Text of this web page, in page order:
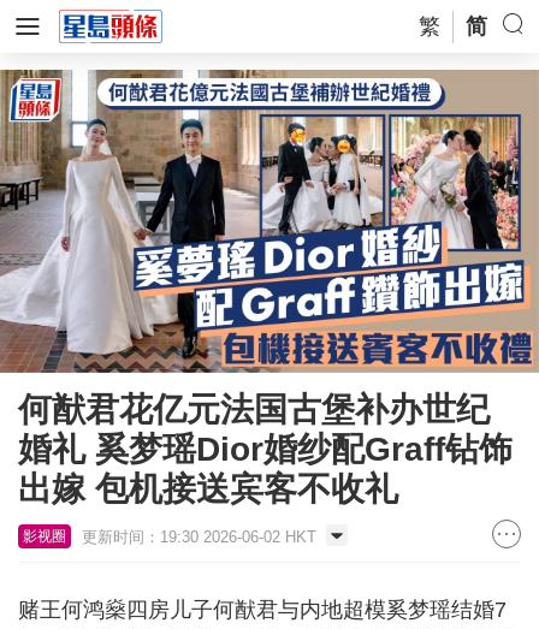
繁 简
何猷君花亿元法国古堡补办世纪
婚礼 奚梦瑶Dior婚纱配Graff钻饰
出嫁 包机接送宾客不收礼
影视圈 更新时间：19:30 2026-06-02 HKT
赌王何鸿燊四房儿子何猷君与内地超模奚梦瑶结婚7